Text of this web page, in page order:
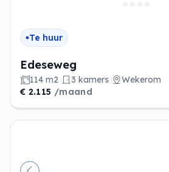
Te huur
Edeseweg
114 m2 3 kamers
Wekerom
€ 2.115 /maand